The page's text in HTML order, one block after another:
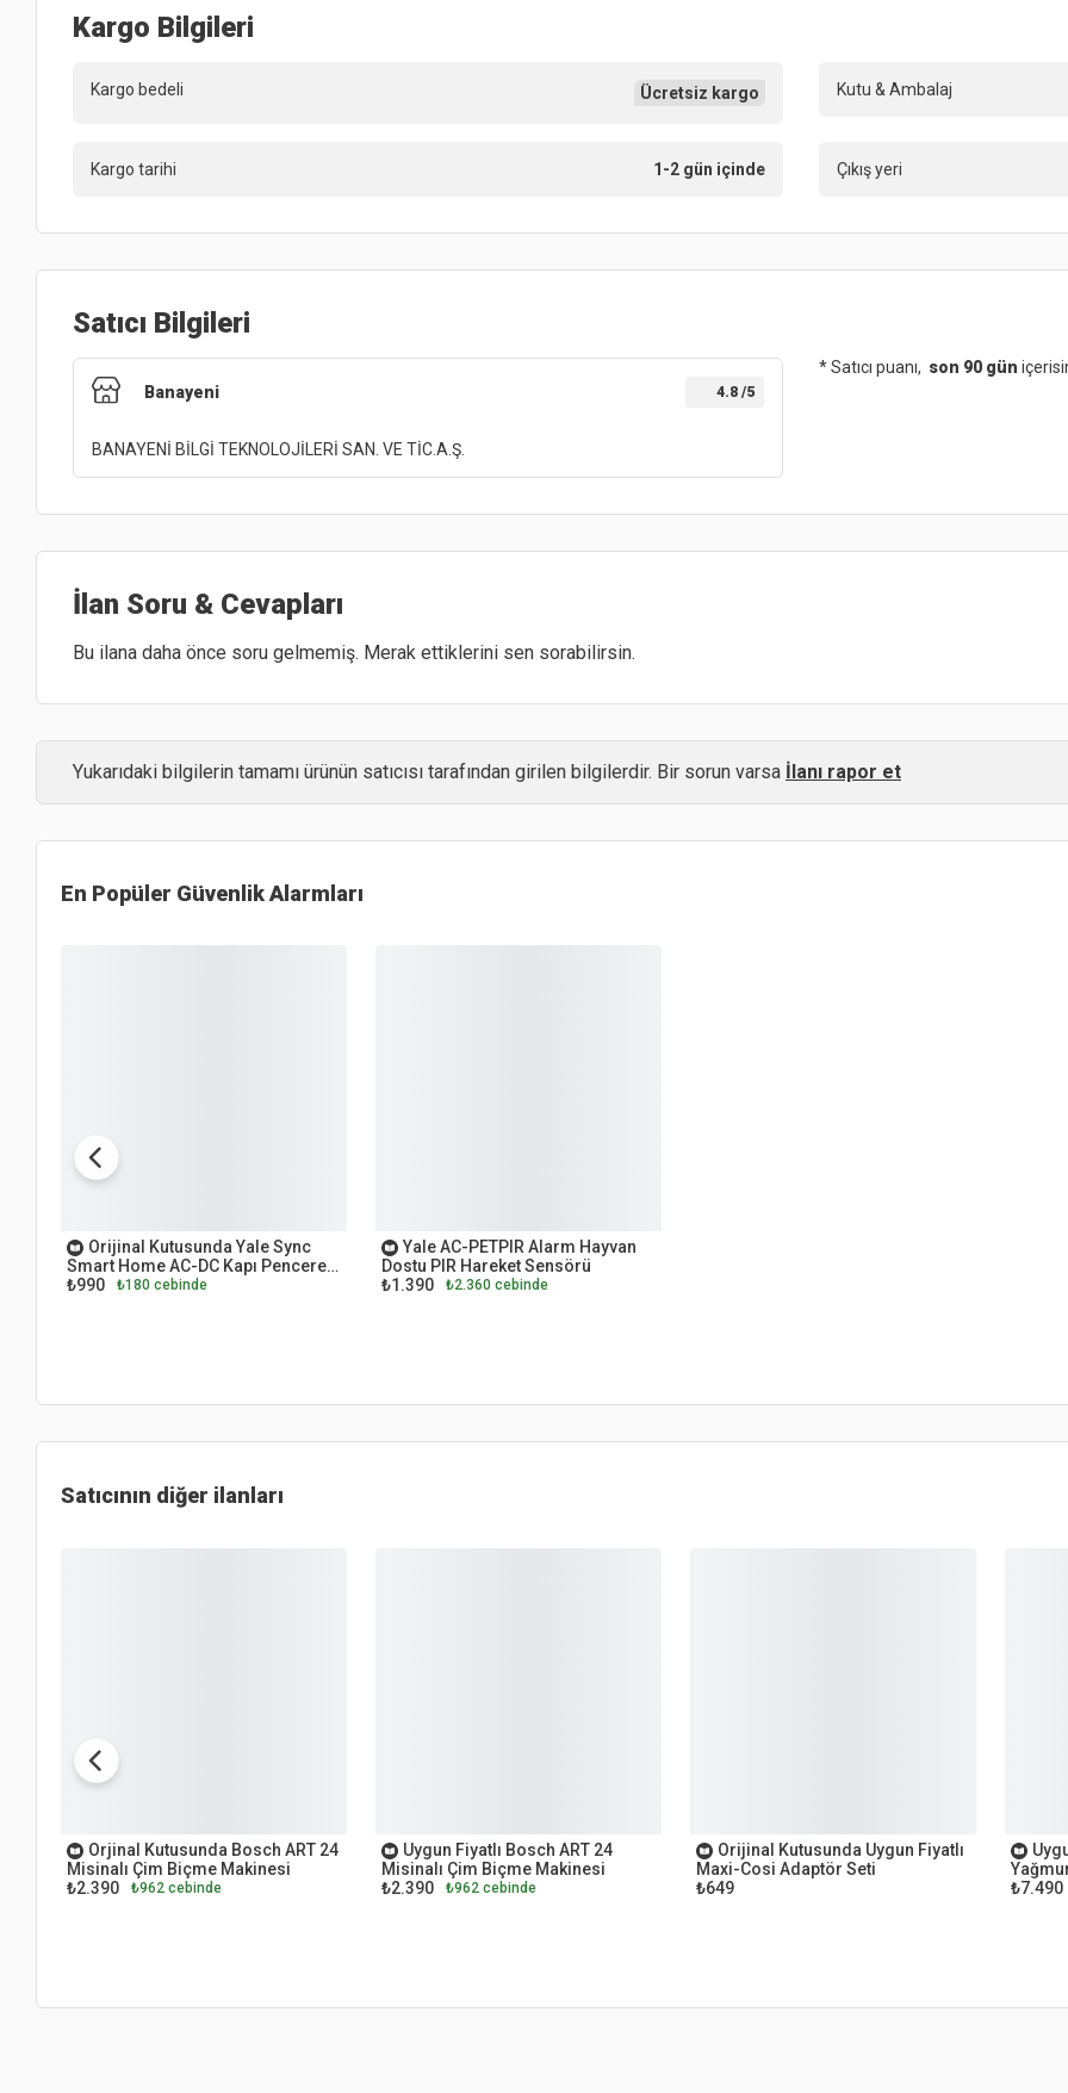
Kargo Bilgileri
Kargo bedeli Ücretsiz kargo Kutu & Ambalaj
Kargo tarihi 1-2 gün içinde Çıkış yeri
Satıcı Bilgileri
Banayeni 4.8 /5
BANAYENİ BİLGİ TEKNOLOJİLERİ SAN. VE TİC.A.Ş.
* Satıcı puanı, son 90 gün
İlan Soru & Cevapları
Bu ilana daha önce soru gelmemiş. Merak ettiklerini sen sorabilirsin.
Yukarıdaki bilgilerin tamamı ürünün satıcısı tarafından girilen bilgilerdir. Bir sorun varsa İlanı rapor et
En Popüler Güvenlik Alarmları
Orijinal Kutusunda Yale Sync
Smart Home AC-DC Kapı Pencere
Kontağı
₺990 ₺180 cebinde
Yale AC-PETPIR Alarm Hayvan
Dostu PIR Hareket Sensörü
₺1.390
₺2.360 cebinde
Satıcının diğer ilanları
Orjinal Kutusunda Bosch ART 24
Misinalı Çim Biçme Makinesi
₺2.390
₺962 cebinde
Uygun Fiyatlı Bosch ART 24
Misinalı Çim Biçme Makinesi
₺2.390
₺962 cebinde
Orijinal Kutusunda Uygun Fiyatlı
Maxi-Cosi Adaptör Seti
₺649
₺7.490